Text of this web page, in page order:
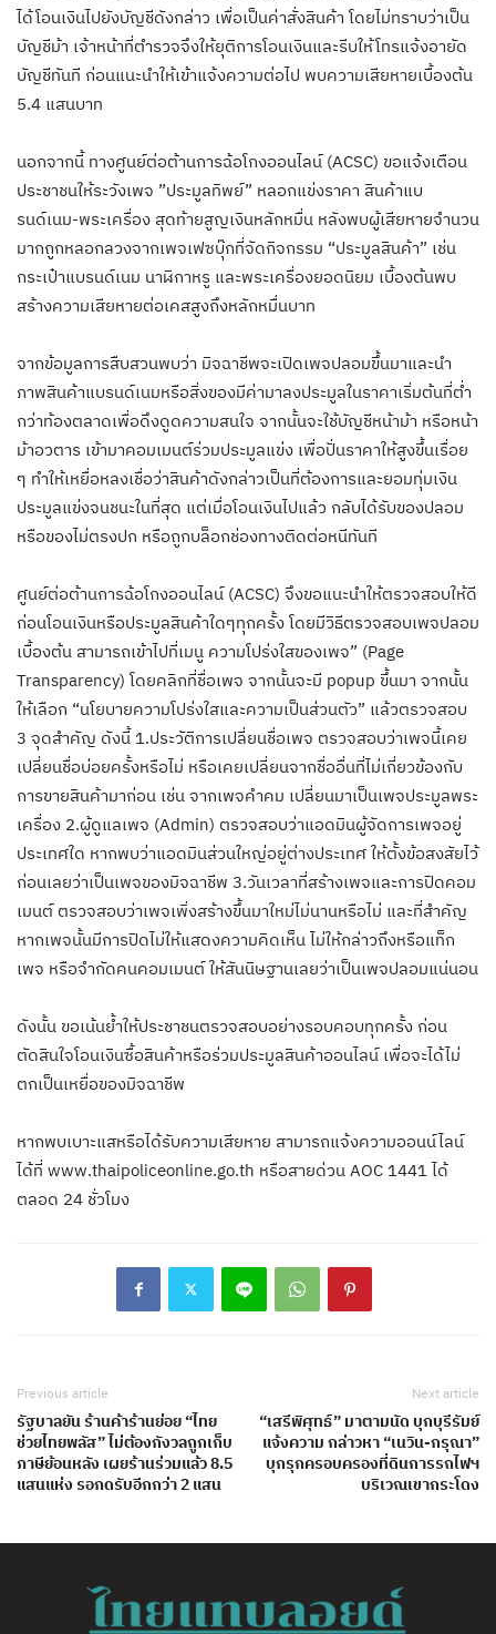
ได้โอนเงินไปยังบัญชีดังกล่าว เพื่อเป็นค่าสั่งสินค้า โดยไม่ทราบว่าเป็น
บัญชีม้า เจ้าหน้าที่ตำรวจจึงให้ยุติการโอนเงินและรีบให้โทรแจ้งอายัด
บัญชีทันที ก่อนแนะนำให้เข้าแจ้งความต่อไป พบความเสียหายเบื้องต้น
5.4 แสนบาท
นอกจากนี้ ทางศูนย์ต่อต้านการฉ้อโกงออนไลน์ (ACSC) ขอแจ้งเตือน
ประชาชนให้ระวังเพจ ”ประมูลทิพย์” หลอกแข่งราคา สินค้าแบ
รนด์เนม-พระเครื่อง สุดท้ายสูญเงินหลักหมื่น หลังพบผู้เสียหายจำนวน
มากถูกหลอกลวงจากเพจเฟซบุ๊กที่จัดกิจกรรม “ประมูลสินค้า” เช่น
กระเป๋าแบรนด์เนม นาฬิกาหรู และพระเครื่องยอดนิยม เบื้องต้นพบ
สร้างความเสียหายต่อเคสสูงถึงหลักหมื่นบาท
จากข้อมูลการสืบสวนพบว่า มิจฉาชีพจะเปิดเพจปลอมขึ้นมาและนำ
ภาพสินค้าแบรนด์เนมหรือสิ่งของมีค่ามาลงประมูลในราคาเริ่มต้นที่ต่ำ
กว่าท้องตลาดเพื่อดึงดูดความสนใจ จากนั้นจะใช้บัญชีหน้าม้า หรือหน้า
ม้าอวตาร เข้ามาคอมเมนต์ร่วมประมูลแข่ง เพื่อปั่นราคาให้สูงขึ้นเรื่อย
ๆ ทำให้เหยื่อหลงเชื่อว่าสินค้าดังกล่าวเป็นที่ต้องการและยอมทุ่มเงิน
ประมูลแข่งจนชนะในที่สุด แต่เมื่อโอนเงินไปแล้ว กลับได้รับของปลอม
หรือของไม่ตรงปก หรือถูกบล็อกช่องทางติดต่อหนีทันที
ศูนย์ต่อต้านการฉ้อโกงออนไลน์ (ACSC) จึงขอแนะนำให้ตรวจสอบให้ดี
ก่อนโอนเงินหรือประมูลสินค้าใดๆทุกครั้ง โดยมีวิธีตรวจสอบเพจปลอม
เบื้องต้น สามารถเข้าไปที่เมนู ความโปร่งใสของเพจ” (Page
Transparency) โดยคลิกที่ชื่อเพจ จากนั้นจะมี popup ขึ้นมา จากนั้น
ให้เลือก “นโยบายความโปร่งใสและความเป็นส่วนตัว” แล้วตรวจสอบ
3 จุดสำคัญ ดังนี้ 1.ประวัติการเปลี่ยนชื่อเพจ ตรวจสอบว่าเพจนี้เคย
เปลี่ยนชื่อบ่อยครั้งหรือไม่ หรือเคยเปลี่ยนจากชื่ออื่นที่ไม่เกี่ยวข้องกับ
การขายสินค้ามาก่อน เช่น จากเพจคำคม เปลี่ยนมาเป็นเพจประมูลพระ
เครื่อง 2.ผู้ดูแลเพจ (Admin) ตรวจสอบว่าแอดมินผู้จัดการเพจอยู่
ประเทศใด หากพบว่าแอดมินส่วนใหญ่อยู่ต่างประเทศ ให้ตั้งข้อสงสัยไว้
ก่อนเลยว่าเป็นเพจของมิจฉาชีพ 3.วันเวลาที่สร้างเพจและการปิดคอม
เมนต์ ตรวจสอบว่าเพจเพิ่งสร้างขึ้นมาใหม่ไม่นานหรือไม่ และที่สำคัญ
หากเพจนั้นมีการปิดไม่ให้แสดงความคิดเห็น ไม่ให้กล่าวถึงหรือแท็ก
เพจ หรือจำกัดคนคอมเมนต์ ให้สันนิษฐานเลยว่าเป็นเพจปลอมแน่นอน
ดังนั้น ขอเน้นย้ำให้ประชาชนตรวจสอบอย่างรอบคอบทุกครั้ง ก่อน
ตัดสินใจโอนเงินซื้อสินค้าหรือร่วมประมูลสินค้าออนไลน์ เพื่อจะได้ไม่
ตกเป็นเหยื่อของมิจฉาชีพ
หากพบเบาะแสหรือได้รับความเสียหาย สามารถแจ้งความออนน์ไลน์
ได้ที่ www.thaipoliceonline.go.th หรือสายด่วน AOC 1441 ได้
ตลอด 24 ชั่วโมง
Previous article
รัฐบาลยัน ร้านค้าร้านย่อย “ไทย
ช่วยไทยพลัส” ไม่ต้องกังวลถูกเก็บ
ภาษีย้อนหลัง เผยร้านร่วมแล้ว 8.5
แสนแห่ง รอกดรับอีกกว่า 2 แสน
Next article
“เสรีพิศุทธ์” มาตามนัด บุกบุรีรัมย์
แจ้งความ กล่าวหา “เนวิน-กรุณา”
บุกรุกครอบครองที่ดินการรถไฟฯ
บริเวณเขากระโดง